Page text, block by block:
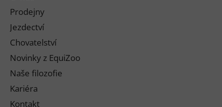
Prodejny
Jezdectví
Chovatelství
Novinky z EquiZoo
Naše filozofie
Kariéra
Kontakt